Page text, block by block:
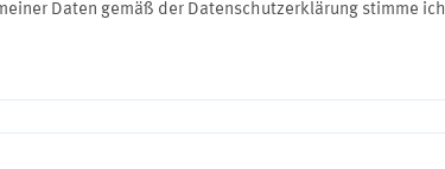
Daten gemäß der Datenschutzerklärung stimme ich